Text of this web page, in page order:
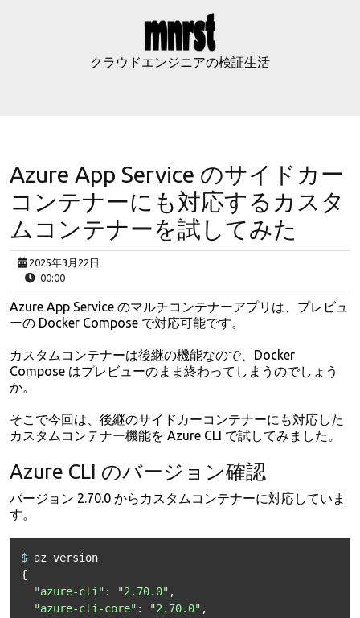
クラウドエンジニアの検証生活
Azure App Service のサイドカー
コンテナーにも対応するカスタ
ムコンテナーを試してみた
2025年3月22日
00:00
Azure App Service のマルチコンテナーアプリは、プレビュ
ーの Docker Compose で対応可能です。
カスタムコンテナーは後継の機能なので、Docker
Compose はプレビューのまま終わってしまうのでしょう
か。
そこで今回は、後継のサイドカーコンテナーにも対応した
カスタムコンテナー機能を Azure CLI で試してみました。
Azure CLI のバージョン確認
バージョン 2.70.0 からカスタムコンテナーに対応していま
す。
$ az version
{
"azure-cli" : "2.70.0" ,
"azure-cli-core" : "2.70.0" ,